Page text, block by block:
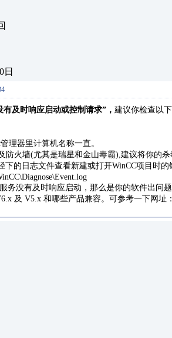
日
及时响应启动或控制请求”， 建议你检查以
理器里计算机名称一直。
防火墙(尤其是瑞星和金山毒霸),建议将你的
下的日志文件查看新建或打开WinCC项目时
务没有及时响应启动，那么是你的软件出问
及 V5.x 和哪些产品兼容。可参考一下网址